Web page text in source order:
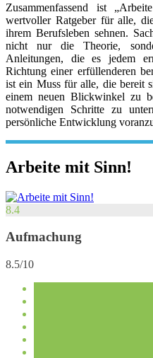
Zusammenfassend ist
wertvoller Ratgeber für alle,
ihrem Berufsleben sehnen.
nicht nur die Theorie,
Anleitungen, die es jedem
Richtung einer erfüllenderen
ist ein Muss für alle, die bereit
einem neuen Blickwinkel zu
notwendigen Schritte zu
persönliche Entwicklung
Arbeite mit Sinn!
8.4
Aufmachung
8.5/10